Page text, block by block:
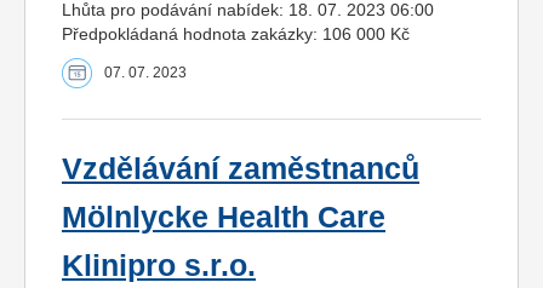
Lhůta pro podávání nabídek: 18. 07. 2023 06:00
Předpokládaná hodnota zakázky: 106 000 Kč
07. 07. 2023
Vzdělávání zaměstnanců
Mölnlycke Health Care
Klinipro s.r.o.